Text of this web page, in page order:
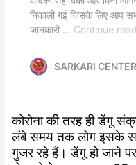
कोरोना की तरह ही डेंगू
लंबे समय तक लोग इसके
गुजर रहे हैं। डेंगू हो जाने